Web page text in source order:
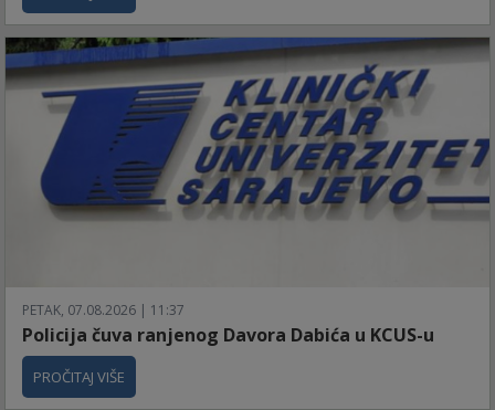
PETAK, 07.08.2026 | 11:37
Policija čuva ranjenog Davora Dabića u KCUS-u
PROČITAJ VIŠE